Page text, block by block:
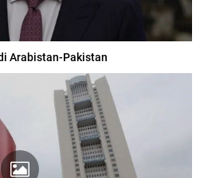
Arabistan-Pakistan